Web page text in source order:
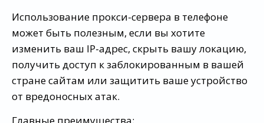
Использование прокси-сервера в телефоне
может быть полезным, если вы хотите
изменить ваш IP-адрес, скрыть вашу локацию,
получить доступ к заблокированным в вашей
стране сайтам или защитить ваше устройство
от вредоносных атак.
Главные преимущества: